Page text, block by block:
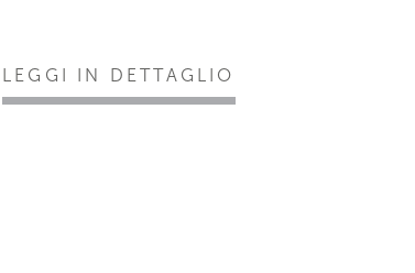
LEGGI IN DETTAGLIO